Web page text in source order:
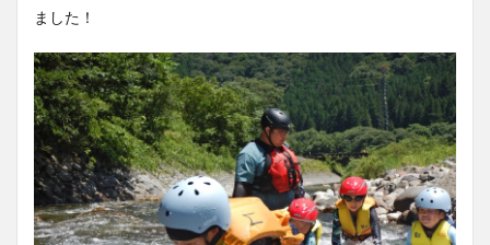
ました！